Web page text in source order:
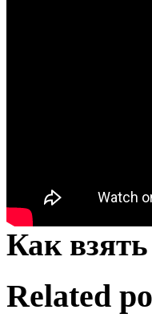
Как
Related